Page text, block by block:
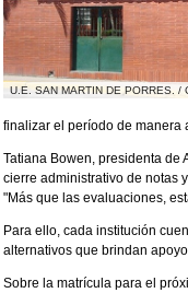
U.E. SAN MARTIN DE PORRES. /
finalizar el período de manera
Tatiana Bowen, presidenta de
cierre administrativo de notas
"Más que las evaluaciones,
Para ello, cada institución
alternativos que brindan
Sobre la matrícula para el